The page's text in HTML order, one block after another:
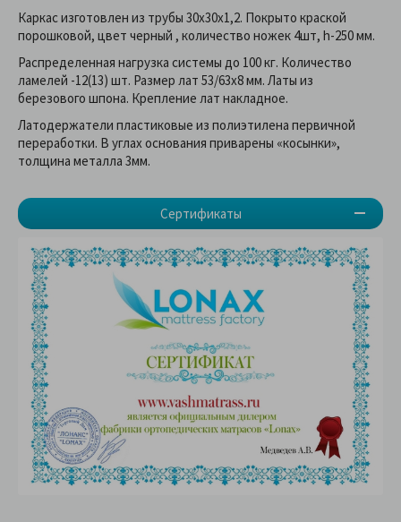
Сертификаты
Каркас изготовлен из трубы 30х30х1,2. Покрыто краской
порошковой, цвет черный , количество ножек 4шт, h-250 мм.
Распределенная нагрузка системы до 100 кг. Количество
ламелей -12(13) шт. Размер лат 53/63х8 мм. Латы из
березового шпона. Крепление лат накладное.
Латодержатели пластиковые из полиэтилена первичной
переработки. В углах основания приварены «косынки»,
толщина металла 3мм.